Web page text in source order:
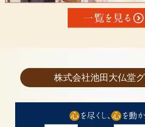
株式会社池田大仏堂